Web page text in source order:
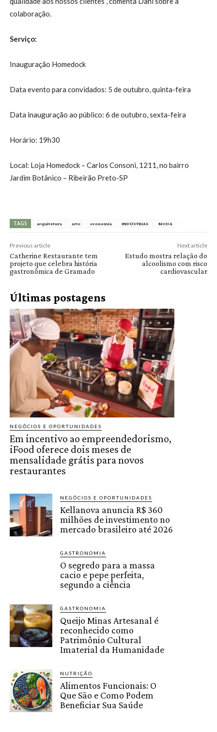
colaboração.
Serviço:
Inauguração Homedock
Data evento para convidados: 5 de outubro, quinta-feira
Data inauguração ao público: 6 de outubro, sexta-feira
Horário: 19h30
Local: Loja Homedock – Carlos Consoni, 1211, no bairro
Jardim Botânico – Ribeirão Preto-SP
TAGS arquitetura arte economia INDÚSTRIAS MODA
Previous article
Catherine Restaurante tem
projeto que celebra história
gastronômica de Gramado
Next article
Estudo mostra relação do
alcoolismo com risco
cardiovascular
Últimas postagens
NEGÓCIOS E OPORTUNIDADES
Em incentivo ao empreendedorismo,
iFood oferece dois meses de
mensalidade grátis para novos
restaurantes
NEGÓCIOS E OPORTUNIDADES
Kellanova anuncia R$ 360
milhões de investimento no
mercado brasileiro até 2026
GASTRONOMIA
O segredo para a massa
cacio e pepe perfeita,
segundo a ciência
GASTRONOMIA
Queijo Minas Artesanal é
reconhecido como
Patrimônio Cultural
Imaterial da Humanidade
NUTRIÇÃO
Alimentos Funcionais: O
Que São e Como Podem
Beneficiar Sua Saúde